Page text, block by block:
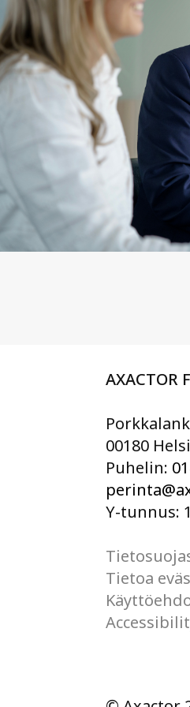
AXACTOR
00180
Puhelin:
Y-tunnus:
Tietoa